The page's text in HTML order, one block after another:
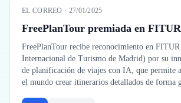
EL CORREO · 27/01/2025
FreePlanTour premiada en FITUR
FreePlanTour recibe reconocimiento en
Internacional de Turismo de Madrid) por su
de planificación de viajes con IA, que permite
el mundo crear itinerarios detallados de forma